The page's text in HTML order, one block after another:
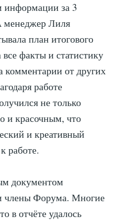
информации за 3
менеджер Лиля
план итогового
факты и статистику
комментарии от других
работе
не только
и красочным, что
и креативный
работе.
документом
члены Форума. Многие
в отчёте удалось